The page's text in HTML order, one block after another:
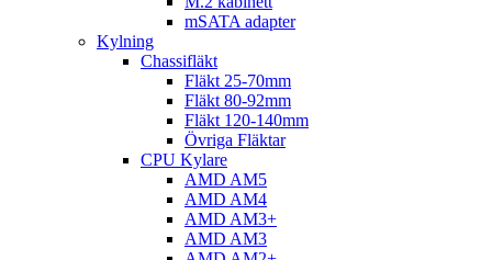
mSATA adapter
Kylning
Chassifläkt
Fläkt 25-70mm
Fläkt 80-92mm
Fläkt 120-140mm
Övriga Fläktar
CPU Kylare
AMD AM5
AMD AM4
AMD AM3+
AMD AM3